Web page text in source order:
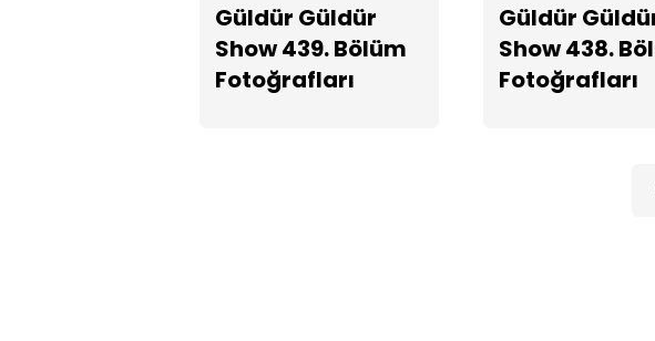
Güldür Güldür
Show 439. Bölüm
Fotoğrafları
Güldür
Show 438.
Fotoğrafları